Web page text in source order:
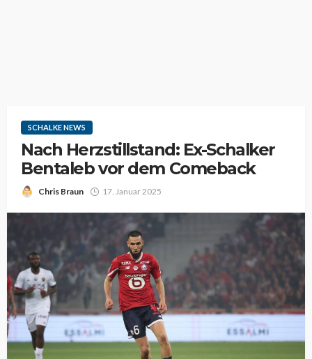
SCHALKE NEWS
Nach Herzstillstand: Ex-Schalker
Bentaleb vor dem Comeback
Chris Braun 17. Januar 2025